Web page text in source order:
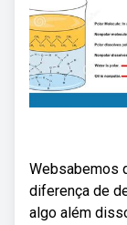
Websabemos
diferença de
algo além